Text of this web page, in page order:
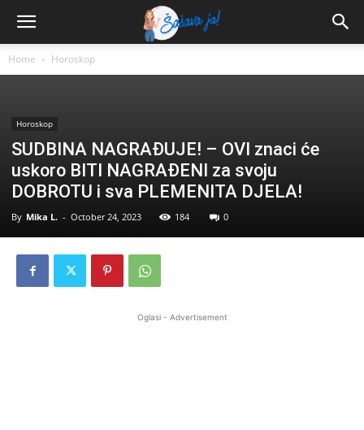
Home Horoskop
Horoskop
SUDBINA NAGRAĐUJE! – OVI znaci će
uskoro BITI NAGRAĐENI za svoju
DOBROTU i sva PLEMENITA DJELA!
By Mika L. - October 24, 2023 184 0
Oglasi - Advertisement